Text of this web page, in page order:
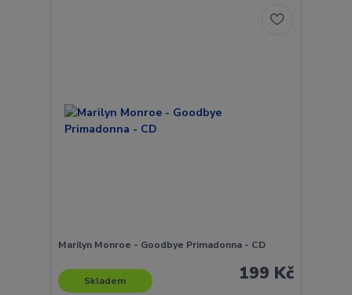
Marilyn Monroe - Goodbye Primadonna - CD
199 Kč
Skladem